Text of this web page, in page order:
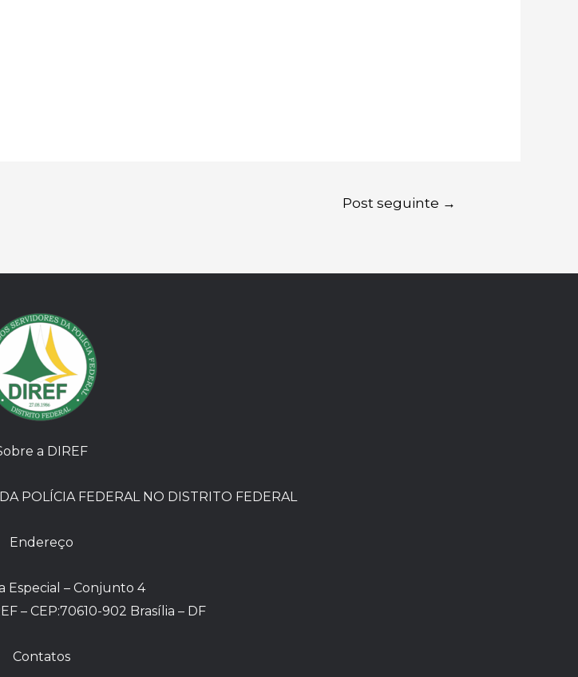
Post seguinte →
a DIREF
POLÍCIA FEDERAL NO DISTRITO FEDERAL
Endereço
Especial – Conjunto 4
– CEP:70610-902 Brasília – DF
Contatos